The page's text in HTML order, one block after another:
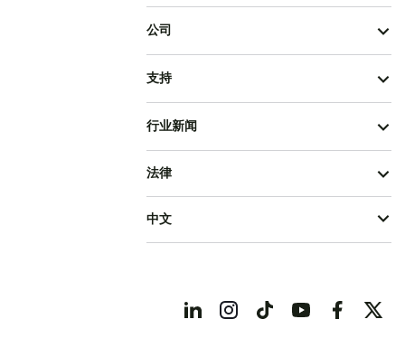
公司
支持
行业新闻
法律
中文